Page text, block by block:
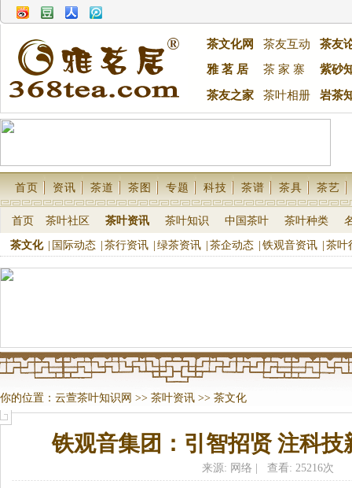
茶文化网 茶友互动
茶友
雅 茗 居
茶 家 寨 紫砂
茶友之家 茶叶相册 岩茶
首页 资讯 茶道 茶图 专题 科技 茶谱 茶具 茶艺
首页 茶叶社区 茶叶资讯 茶叶知识 中国茶叶 茶叶种类
茶文化 国际动态 茶行资讯 绿茶资讯 茶企动态 铁观音资讯 茶叶
你的位置： 云萱茶叶知识网 >> 茶叶资讯 >> 茶文化
铁观音集团：引智招贤 注科技
来源: 网络 | 查看: 25216次